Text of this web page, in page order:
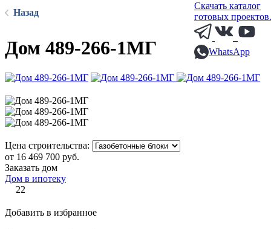
Скачать каталог
готовых
WhatsApp
Назад
Дом 489-266-1МГ
Цена строительства:
от 16 469 700 руб.
Заказать дом
Дом в ипотеку
22
Добавить в избранное